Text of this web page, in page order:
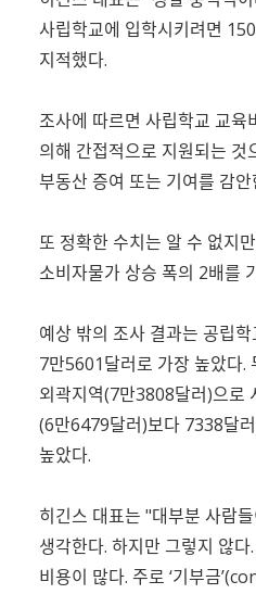
사립학교에 입학시키려면
지적했다.
조사에 따르면 사립학교 교육
의해 간접적으로 지원되는 것
부동산 증여 또는 기여를 감안
또 정확한 수치는 알 수 없지
소비자물가 상승 폭의 2배를
예상 밖의 조사 결과는 공립
7만5601달러로 가장 높았다.
외곽지역(7만3808달러)으로
(6만6479달러)보다 7338달
높았다.
히긴스 대표는 "대부분 사람
생각한다. 하지만 그렇지 않
비용이 많다. 주로 ‘기부금